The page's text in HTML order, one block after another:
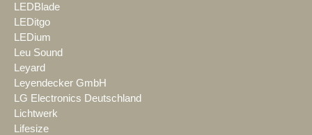
LEDBlade
LEDitgo
LEDium
Leu Sound
Leyard
Leyendecker GmbH
LG Electronics Deutschland
Lichtwerk
Lifesize